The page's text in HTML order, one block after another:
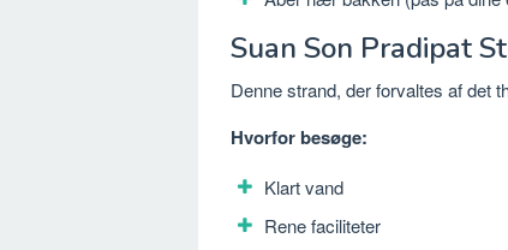
Suan Son Pradipat
Denne strand, der forvaltes af det
Hvorfor besøge:
Klart vand
Rene faciliteter